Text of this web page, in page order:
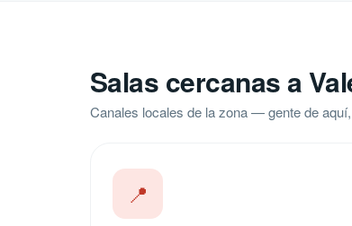
Salas cercanas a
Canales locales de la zona — gente de
📍